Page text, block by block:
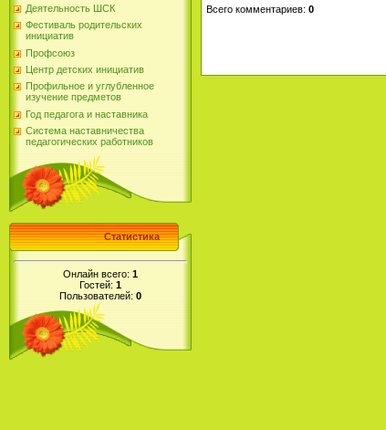
Деятельность ШСК
Фестиваль родительских
инициатив
Профсоюз
Центр детских инициатив
Профильное и углубленное
изучение предметов
Год педагога и наставника
Система наставничества
педагогических работников
Статистика
Онлайн всего: 1
Гостей: 1
Пользователей: 0
Всего комментариев: 0